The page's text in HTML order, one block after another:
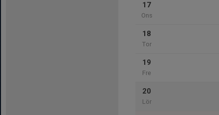
17
Ons
18
Tor
19
Fre
20
Lör